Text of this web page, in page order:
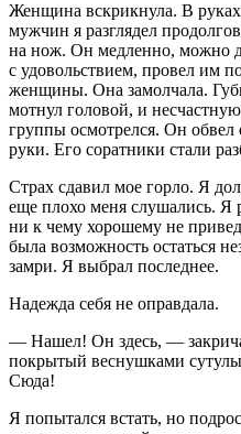
Женщина вскрикнула. В
мужчин я разглядел
на нож. Он медленно, можно
с удовольствием, провел им
женщины. Она замолчала.
мотнул головой, и
группы осмотрелся. Он
руки. Его соратники стали
Страх сдавил мое горло. Я
еще плохо меня слушались. Я
ни к чему хорошему не
была возможность остаться
замри. Я выбрал последнее.
Надежда себя не оправдала.
— Нашел! Он здесь, —
покрытый веснушками
Сюда!
Я попытался встать, но